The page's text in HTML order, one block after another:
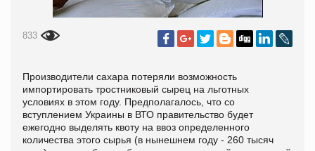
833
Производители сахара потеряли возможность
импортировать тростниковый сырец на льготных
условиях в этом году. Предполагалось, что со
вступлением Украины в ВТО правительство будет
ежегодно выделять квоту на ввоз определенного
количества этого сырья (в нынешнем году - 260 тысяч